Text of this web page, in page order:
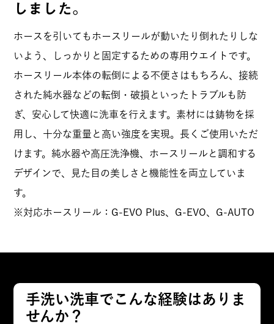
しました。
ホースを引いてもホースリールが動いたり倒れたりしな
いよう、しっかりと固定するための専用ウエイトです。
ホースリール本体の転倒による不便さはもちろん、接続
された純水器などの転倒・破損といったトラブルも防
ぎ、安心して快適に洗車を行えます。素材には鋳物を採
用し、十分な重量と高い強度を実現。長くご使用いただ
けます。純水器や高圧洗浄機、ホースリールと調和する
デザインで、見た目の美しさと機能性を両立していま
す。
※対応ホースリール：G-EVO Plus、G-EVO、G-AUTO
手洗い洗車でこんな経験はありま
せんか？